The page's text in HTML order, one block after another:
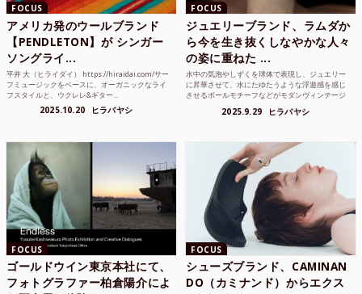
FOCUS
アメリカ発のウールブランド
【PENDLETON】が シンガー
ソングライ...
平井 大（ヒライダイ） https://hiraidai.com/サー
フミュージックをベースに、オーガニックなライ
フスタイルと、ウクレレ&ギター...
2025.10.20 ヒラバヤシ
FOCUS
ジュエリーブランド、ラムダか
ら今を生き抜くしなやかな人々
の姿に重ねた ...
水中の気泡やしずくを球体で表現し、ジュエリー
に昇華させて、水にたゆたうような浮遊感を感じ
させるボールモチーフなどがモダンヴィンテージ
2025.9.29 ヒラバヤシ
FOCUS
ゴールドウイン東京本社にて、
フォトグラファー柏倉陽介によ
FOCUS
シューズブランド、CAMINAN
DO（カミナンド）からエクス